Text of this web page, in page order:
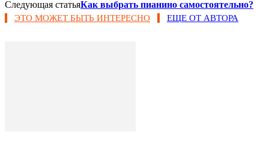
Следующая статьяКак выбрать пианино самостоятельно?
ЭТО МОЖЕТ БЫТЬ ИНТЕРЕСНО ЕЩЕ ОТ АВТОРА